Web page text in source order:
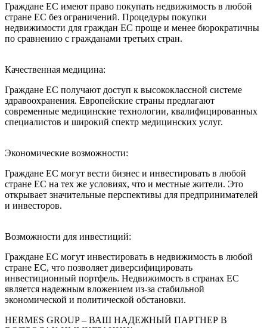
Граждане ЕС имеют право покупать недвижимость в любой
стране ЕС без ограничений. Процедуры покупки
недвижимости для граждан ЕС проще и менее бюрократичны
по сравнению с гражданами третьих стран.
Качественная медицина:
Граждане ЕС получают доступ к высококлассной системе
здравоохранения. Европейские страны предлагают
современные медицинские технологии, квалифицированных
специалистов и широкий спектр медицинских услуг.
Экономические возможности:
Граждане ЕС могут вести бизнес и инвестировать в любой
стране ЕС на тех же условиях, что и местные жители. Это
открывает значительные перспективы для предпринимателей
и инвесторов.
Возможности для инвестиций:
Граждане ЕС могут инвестировать в недвижимость в любой
стране ЕС, что позволяет диверсифицировать
инвестиционный портфель. Недвижимость в странах ЕС
является надежным вложением из-за стабильной
экономической и политической обстановки.
HERMES GROUP – ВАШ НАДЕЖНЫЙ ПАРТНЕР В